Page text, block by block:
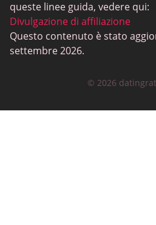
CatholicMatch
queste linee guida, vedere qui:
Divulgazione di affiliazione
Questo contenuto è stato
settembre 2026.
© 2026